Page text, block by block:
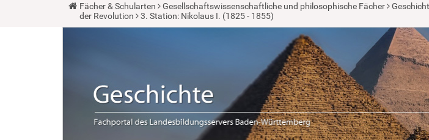
Y
u
Fächer & Schularten Gesellschaftswissenschaftliche und philosophische Fächer
der Revolution
3. Station: Nikolaus I. (1825 - 1855)